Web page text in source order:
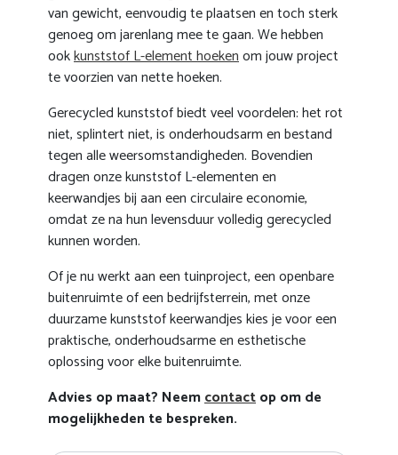
van gewicht, eenvoudig te plaatsen en toch sterk
genoeg om jarenlang mee te gaan. We hebben
ookkunststof L-element hoekenom jouw project
te voorzien van nette hoeken.
Gerecycled kunststof biedt veel voordelen: het rot
niet, splintert niet, is onderhoudsarm en bestand
tegen alle weersomstandigheden. Bovendien
dragen onze kunststof L-elementen en
keerwandjes bij aan een circulaire economie,
omdat ze na hun levensduur volledig gerecycled
kunnen worden.
Of je nu werkt aan een tuinproject, een openbare
buitenruimte of een bedrijfsterrein, met onze
duurzame kunststof keerwandjes kies je voor een
praktische, onderhoudsarme en esthetische
oplossing voor elke buitenruimte.
Advies op maat? Neemcontactop om de
mogelijkheden te bespreken.